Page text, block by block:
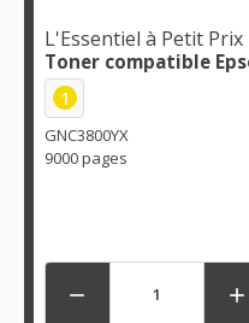
L'Essentiel à Petit Prix
Toner compatible
1
GNC3800YX
9000 pages
 